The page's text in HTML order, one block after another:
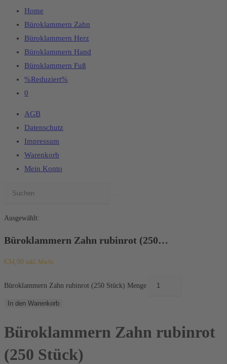
Home
Büroklammern Zahn
Büroklammern Herz
Büroklammern Hand
Büroklammern Fuß
%Reduziert%
0
AGB
Datenschutz
Impressum
Warenkorb
Mein Konto
Ausgewählt:
Büroklammern Zahn rubinrot (250…
€34,90 inkl. MwSt.
Büroklammern Zahn rubinrot (250 Stück) Menge
In den Warenkorb
Büroklammern Zahn rubinrot
(250 Stück)